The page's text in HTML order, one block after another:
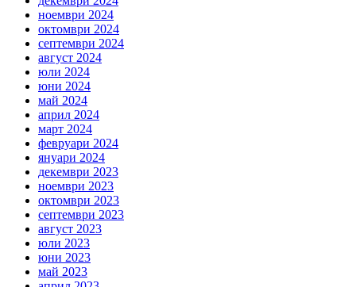
ноември 2024
октомври 2024
септември 2024
август 2024
юли 2024
юни 2024
май 2024
април 2024
март 2024
февруари 2024
януари 2024
декември 2023
ноември 2023
октомври 2023
септември 2023
август 2023
юли 2023
юни 2023
май 2023